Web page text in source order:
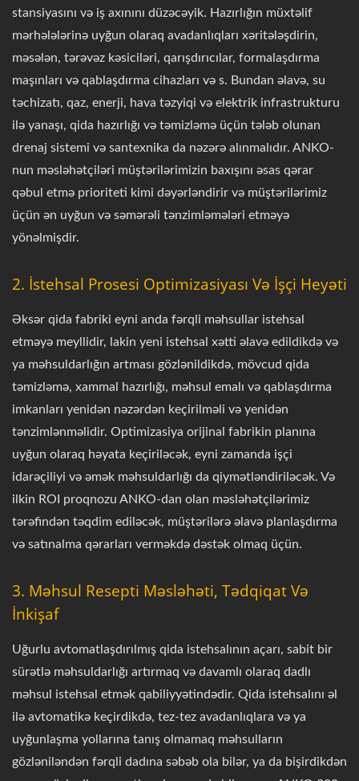
stansiyasını və iş axınını düzəcəyik. Hazırlığın müxtəlif
mərhələlərinə uyğun olaraq avadanlıqları xəritələşdirin,
məsələn, tərəvəz kəsiciləri, qarışdırıcılar, formalaşdırma
maşınları və qablaşdırma cihazları və s. Bundan əlavə, su
təchizatı, qaz, enerji, hava təzyiqi və elektrik infrastrukturu
ilə yanaşı, qida hazırlığı və təmizləmə üçün tələb olunan
drenaj sistemi və santexnika da nəzərə alınmalıdır. ANKO-
nun məsləhətçiləri müştərilərimizin baxışını əsas qərar
qəbul etmə prioriteti kimi dəyərləndirir və müştərilərimiz
üçün ən uyğun və səmərəli tənzimləmələri etməyə
yönəlmişdir.
2. İstehsal Prosesi Optimizasiyası Və İşçi Heyəti
Əksər qida fabriki eyni anda fərqli məhsullar istehsal
etməyə meyllidir, lakin yeni istehsal xətti əlavə edildikdə və
ya məhsuldarlığın artması gözlənildikdə, mövcud qida
təmizləmə, xammal hazırlığı, məhsul emalı və qablaşdırma
imkanları yenidən nəzərdən keçirilməli və yenidən
tənzimlənməlidir. Optimizasiya orijinal fabrikin planına
uyğun olaraq həyata keçiriləcək, eyni zamanda işçi
idarəçiliyi və əmək məhsuldarlığı da qiymətləndiriləcək. Və
ilkin ROI proqnozu ANKO-dan olan məsləhətçilərimiz
tərəfindən təqdim ediləcək, müştərilərə əlavə planlaşdırma
və satınalma qərarları verməkdə dəstək olmaq üçün.
3. Məhsul Resepti Məsləhəti, Tədqiqat Və
İnkişaf
Uğurlu avtomatlaşdırılmış qida istehsalının açarı, sabit bir
sürətlə məhsuldarlığı artırmaq və davamlı olaraq dadlı
məhsul istehsal etmək qabiliyyətindədir. Qida istehsalını əl
ilə avtomatikə keçirdikdə, tez-tez avadanlıqlara və ya
uyğunlaşma yollarına tanış olmamaq məhsulların
gözləniləndən fərqli dadına səbəb ola bilər, ya da bişirdikdən